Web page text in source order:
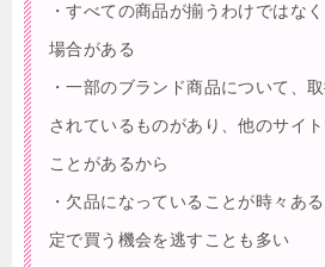
・すべての商品が揃うわけではな
場合がある
・一部のブランド商品について、
されているものがあり、他のサイ
ことがあるから
・欠品になっていることが時々あ
定で買う機会を逃すことも多い